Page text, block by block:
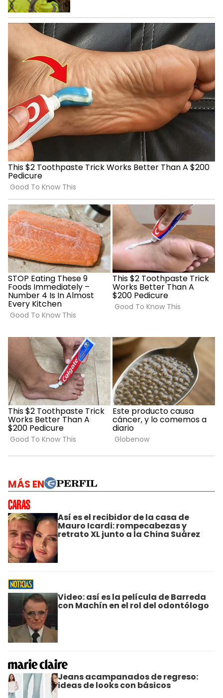
MÁS EN
Así es el recibidor de la casa de
Mauro Icardi: rompecabezas y
retrato XL junto a la China Suárez
Video: así es la película de Barreda
con Machín en el rol del odontólogo
Jeans acampanados de regreso:
ideas de looks con básicos